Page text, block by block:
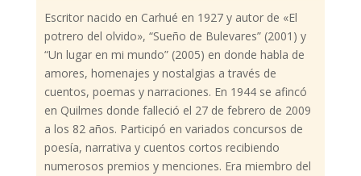
Escritor nacido en Carhué en 1927 y autor de «El
potrero del olvido», “Sueño de Bulevares” (2001) y
“Un lugar en mi mundo” (2005) en donde habla de
amores, homenajes y nostalgias a través de
cuentos, poemas y narraciones. En 1944 se afincó
en Quilmes donde falleció el 27 de febrero de 2009
a los 82 años. Participó en variados concursos de
poesía, narrativa y cuentos cortos recibiendo
numerosos premios y menciones. Era miembro del